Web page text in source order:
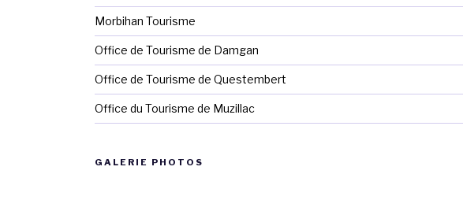
Morbihan Tourisme
Office de Tourisme de Damgan
Office de Tourisme de Questembert
Office du Tourisme de Muzillac
GALERIE PHOTOS